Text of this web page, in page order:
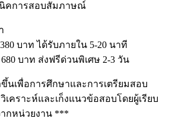
นิคการสอบสัมภาษณ์
บาท ได้รับภายใน 5-20 นาที
บาท ส่งฟรีด่วนพิเศษ 2-3 วัน
นเพื่อการศึกษาและการเตรียมสอบ
เคราะห์และเก็งแนวข้อสอบโดยผู้เรียบ
ากหน่วยงาน ***